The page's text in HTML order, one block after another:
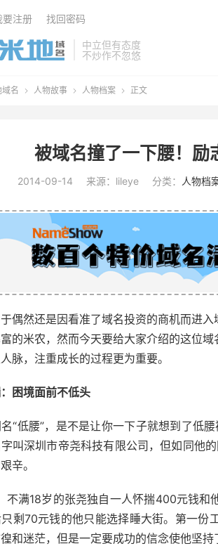
中立但有态度
不炒作不忽悠
要注册 找回密码
名  人物故事  人物档案  正文
被域名撞了一下腰！励
2014-09-14 来源：lileye 分类： 人物档
偶然还是因看准了域名投资的商机而进
的米农，然而今天要给大家介绍的这位
脉，注重成长的过程更为重要。
困境面前不低头
“低腰”，是不是让你一下子就想到了低
叫深圳市帝尧科技有限公司，但如同他
辛。
不满18岁的张尧独自一人怀揣400元钱和
剩70元钱的他只能选择睡大街。第一份
和迷茫，但是一定要成功的信念使他坚持